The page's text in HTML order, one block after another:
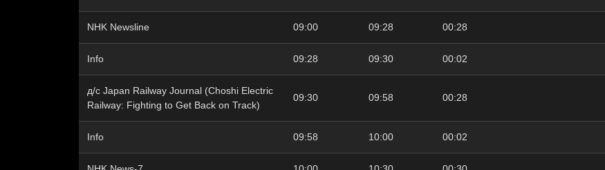
NHK Newsline 09:00 09:28 00:28
Info 09:28 09:30 00:02
д/с Japan Railway Journal (Choshi Electric
Railway: Fighting to Get Back on Track)
09:30 09:58 00:28
Info 09:58 10:00 00:02